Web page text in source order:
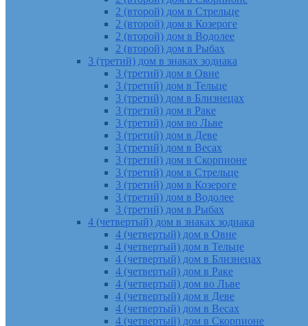
2 (второй) дом в Стрельце
2 (второй) дом в Козероге
2 (второй) дом в Водолее
2 (второй) дом в Рыбах
3 (третий) дом в знаках зодиака
3 (третий) дом в Овне
3 (третий) дом в Тельце
3 (третий) дом в Близнецах
3 (третий) дом в Раке
3 (третий) дом во Льве
3 (третий) дом в Деве
3 (третий) дом в Весах
3 (третий) дом в Скорпионе
3 (третий) дом в Стрельце
3 (третий) дом в Козероге
3 (третий) дом в Водолее
3 (третий) дом в Рыбах
4 (четвертый) дом в знаках зодиака
4 (четвертый) дом в Овне
4 (четвертый) дом в Тельце
4 (четвертый) дом в Близнецах
4 (четвертый) дом в Раке
4 (четвертый) дом во Льве
4 (четвертый) дом в Деве
4 (четвертый) дом в Весах
4 (четвертый) дом в Скорпионе